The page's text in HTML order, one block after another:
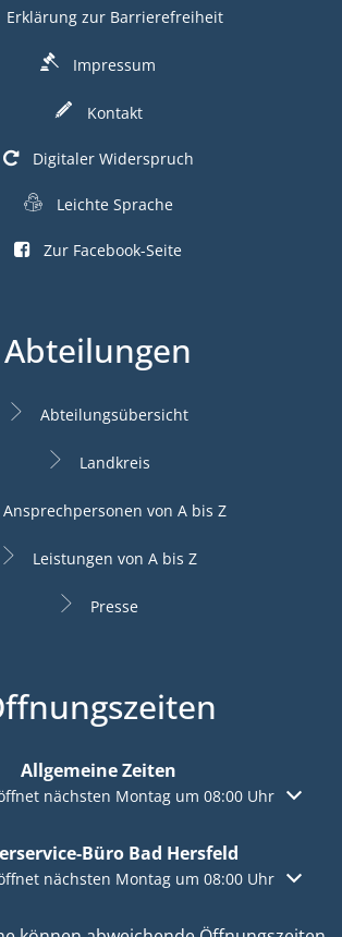
Erklärung zur Barrierefreiheit
Impressum
Kontakt
Digitaler Widerspruch
Leichte Sprache
Zur Facebook-Seite
Abteilungen
Abteilungsübersicht
Landkreis
Ansprechpersonen von A bis Z
Leistungen von A bis Z
Presse
Allgemeine Zeiten
Öffnungs- oder Schließzeiten
nächsten Montag um 08:00 Uhr
Büro Bad Hersfeld
Öffnungs- oder Schließzeiten
nächsten Montag um 08:00 Uhr